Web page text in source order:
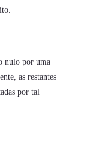
nulo por uma
as restantes
por tal